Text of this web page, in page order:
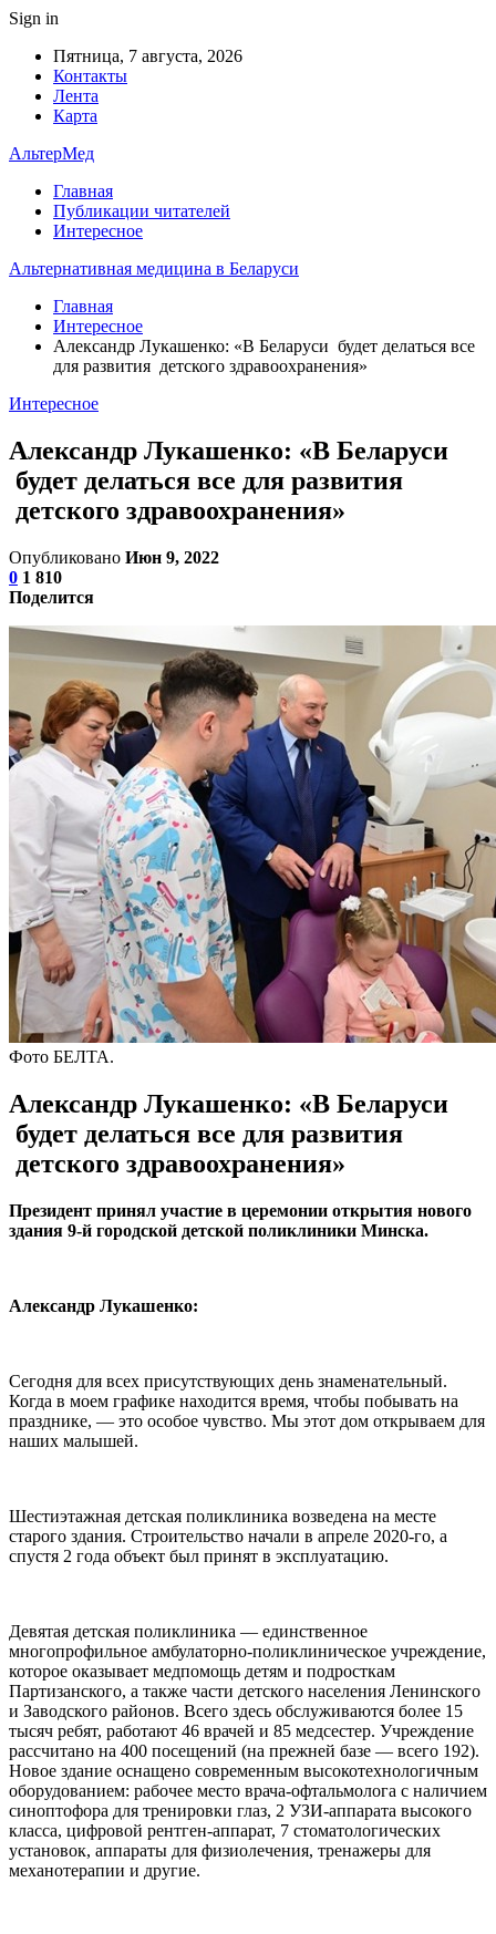
Sign in
Пятница, 7 августа, 2026
Контакты
Лента
Карта
АльтерМед
Главная
Публикации читателей
Интересное
Альтернативная медицина в Беларуси
Главная
Интересное
Александр Лукашенко: «В Беларуси будет делаться все
для развития детского здравоохранения»
Интересное
Александр Лукашенко: «В Беларуси
будет делаться все для развития
детского здравоохранения»
Опубликовано Июн 9, 2022
0 1 810
Поделится
Фото БЕЛТА.
Александр Лукашенко: «В Беларуси
будет делаться все для развития
детского здравоохранения»
Президент принял участие в церемонии открытия нового
здания 9-й городской детской поликлиники Минска.
Александр Лукашенко:
Сегодня для всех присутствующих день знаменательный.
Когда в моем графике находится время, чтобы побывать на
празднике, — это особое чувство. Мы этот дом открываем для
наших малышей.
Шестиэтажная детская поликлиника возведена на месте
старого здания. Строительство начали в апреле 2020-го, а
спустя 2 года объект был принят в эксплуатацию.
Девятая детская поликлиника — единственное
многопрофильное амбулаторно-поликлиническое учреждение,
которое оказывает медпомощь детям и подросткам
Партизанского, а также части детского населения Ленинского
и Заводского районов. Всего здесь обслуживаются более 15
тысяч ребят, работают 46 врачей и 85 медсестер. Учреждение
рассчитано на 400 посещений (на прежней базе — всего 192).
Новое здание оснащено современным высокотехнологичным
оборудованием: рабочее место врача-офтальмолога с наличием
синоптофора для тренировки глаз, 2 УЗИ-аппарата высокого
класса, цифровой рентген-аппарат, 7 стоматологических
установок, аппараты для физиолечения, тренажеры для
механотерапии и другие.